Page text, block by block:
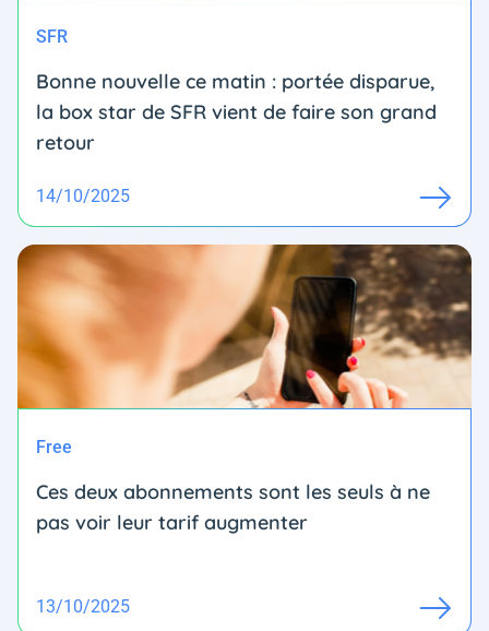
SFR
Bonne nouvelle ce matin : portée disparue,
la box star de SFR vient de faire son grand
retour
14/10/2025
Free
Ces deux abonnements sont les seuls à ne
pas voir leur tarif augmenter
13/10/2025